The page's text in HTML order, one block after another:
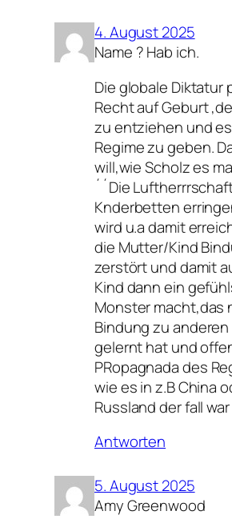
4. August 2025
Name ? Hab ich.
Die globale Diktatur
Recht auf Geburt
zu entziehen und
Regime zu geben.
will,wie Scholz es
´´Die
Knderbetten
wird u.a damit
die Mutter/Kind
zerstört und damit
Kind dann ein
Monster macht,das
Bindung zu
gelernt hat und
PRopagnada des
wie es in z.B China
Russland der fall
Antworten
5. August 2025
Amy Greenwood